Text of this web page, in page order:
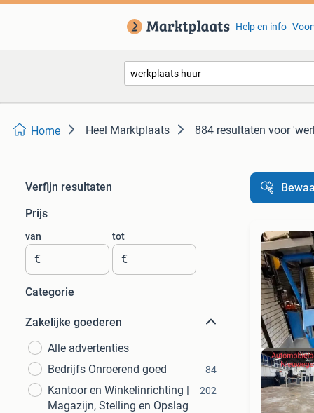
Help en info
Home Heel Marktplaats 884 resultaten voor
Verfijn resultaten
Prijs
van
€
tot
€
Categorie
Zakelijke goederen
Alle advertenties
Bedrijfs Onroerend goed
84
Kantoor en Winkelinrichting |
Magazijn, Stelling en Opslag
202